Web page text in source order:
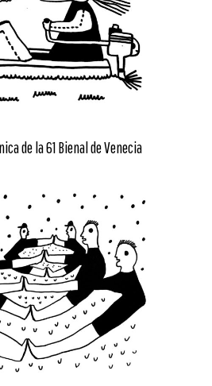
de la 61 Bienal de Venecia